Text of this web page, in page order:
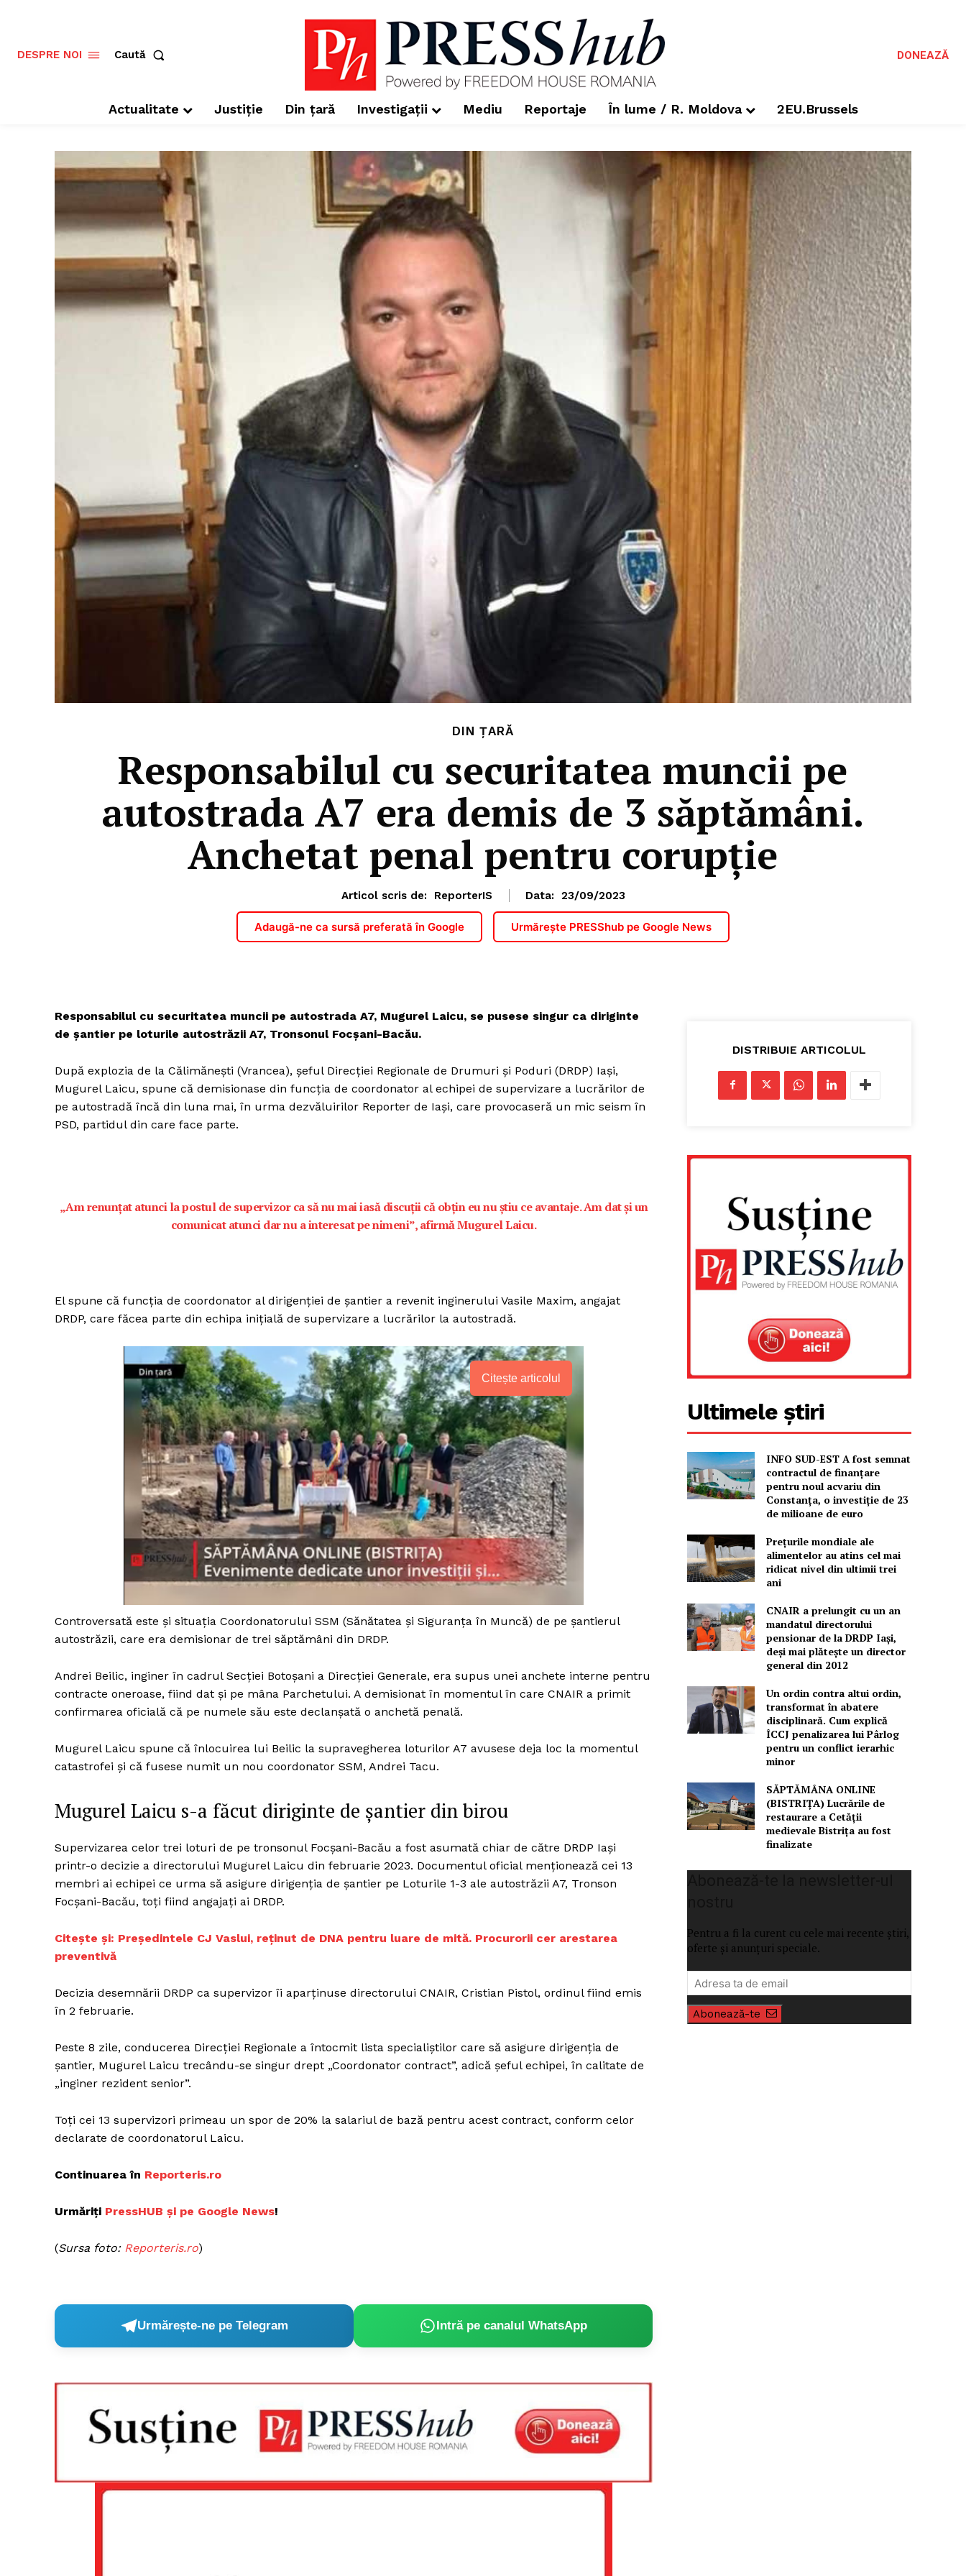
Un proiect
FREEDOM HOUSE
ROMÂNIA
PRESShub
Proiecte editoriale
DESPRE NOI Caută DONEAZĂ
Actualitate Justiție Din țară Investigații Mediu Reportaje În lume / R. Moldova 2EU.Brussels
DIN ȚARĂ
Responsabilul cu securitatea muncii pe
autostrada A7 era demis de 3 săptămâni.
Anchetat penal pentru corupție
Articol scris de: ReporterIS Data: 23/09/2023
Adaugă-ne ca sursă preferată în Google Urmărește PRESShub pe Google News
Responsabilul cu securitatea muncii pe autostrada A7, Mugurel Laicu, se pusese singur ca diriginte
de șantier pe loturile autostrăzii A7, Tronsonul Focșani-Bacău.
După explozia de la Călimănești (Vrancea), șeful Direcției Regionale de Drumuri și Poduri (DRDP) Iași,
Mugurel Laicu, spune că demisionase din funcția de coordonator al echipei de supervizare a lucrărilor de
pe autostradă încă din luna mai, în urma dezvăluirilor Reporter de Iași, care provocaseră un mic seism în
PSD, partidul din care face parte.
„Am renunțat atunci la postul de supervizor ca să nu mai iasă discuții că obțin eu nu știu ce avantaje. Am dat și un
comunicat atunci dar nu a interesat pe nimeni”, afirmă Mugurel Laicu.
El spune că funcția de coordonator al dirigenției de șantier a revenit inginerului Vasile Maxim, angajat
DRDP, care făcea parte din echipa inițială de supervizare a lucrărilor la autostradă.
Citește articolul
Controversată este și situația Coordonatorului SSM (Sănătatea și Siguranța în Muncă) de pe șantierul
autostrăzii, care era demisionar de trei săptămâni din DRDP.
Andrei Beilic, inginer în cadrul Secției Botoșani a Direcției Generale, era supus unei anchete interne pentru
contracte oneroase, fiind dat și pe mâna Parchetului. A demisionat în momentul în care CNAIR a primit
confirmarea oficială că pe numele său este declanșată o anchetă penală.
Mugurel Laicu spune că înlocuirea lui Beilic la supravegherea loturilor A7 avusese deja loc la momentul
catastrofei și că fusese numit un nou coordonator SSM, Andrei Tacu.
Mugurel Laicu s-a făcut diriginte de șantier din birou
Supervizarea celor trei loturi de pe tronsonul Focșani-Bacău a fost asumată chiar de către DRDP Iași
printr-o decizie a directorului Mugurel Laicu din februarie 2023. Documentul oficial menționează cei 13
membri ai echipei ce urma să asigure dirigenția de șantier pe Loturile 1-3 ale autostrăzii A7, Tronson
Focșani-Bacău, toți fiind angajați ai DRDP.
Citește și: Preşedintele CJ Vaslui, reținut de DNA pentru luare de mită. Procurorii cer arestarea
preventivă
Decizia desemnării DRDP ca supervizor îi aparținuse directorului CNAIR, Cristian Pistol, ordinul fiind emis
în 2 februarie.
Peste 8 zile, conducerea Direcției Regionale a întocmit lista specialiștilor care să asigure dirigenția de
șantier, Mugurel Laicu trecându-se singur drept „Coordonator contract”, adică șeful echipei, în calitate de
„inginer rezident senior”.
Toți cei 13 supervizori primeau un spor de 20% la salariul de bază pentru acest contract, conform celor
declarate de coordonatorul Laicu.
Continuarea în Reporteris.ro
Urmăriți PressHUB și pe Google News!
(Sursa foto: Reporteris.ro)
Urmărește-ne pe Telegram Intră pe canalul WhatsApp
DISTRIBUIE ARTICOLUL
Ultimele știri
INFO SUD-EST A fost semnat
contractul de finanțare
pentru noul acvariu din
Constanța, o investiție de 23
de milioane de euro
Prețurile mondiale ale
alimentelor au atins cel mai
ridicat nivel din ultimii trei
ani
CNAIR a prelungit cu un an
mandatul directorului
pensionar de la DRDP Iași,
deși mai plătește un director
general din 2012
Un ordin contra altui ordin,
transformat în abatere
disciplinară. Cum explică
ÎCCJ penalizarea lui Pârlog
pentru un conflict ierarhic
minor
SĂPTĂMÂNA ONLINE
(BISTRIȚA) Lucrările de
restaurare a Cetăţii
medievale Bistriţa au fost
finalizate
Pentru a fi la curent cu cele mai recente știri,
oferte și anunțuri speciale.
Abonează-te